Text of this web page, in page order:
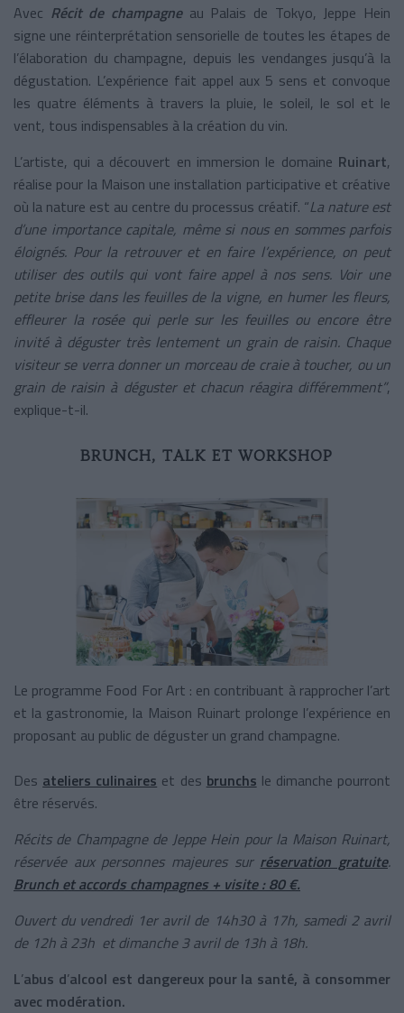
Avec Récit de champagneau Palais de Tokyo, Jeppe Hein
signe une réinterprétation sensorielle de toutes les étapes de
l’élaboration du champagne, depuis les vendanges jusqu’à la
dégustation. L’expérience fait appel aux 5 sens et convoque
les quatre éléments à travers la pluie, le soleil, le sol et le
vent, tous indispensables à la création du vin.
L’artiste, qui a découvert en immersion le domaine Ruinart,
réalise pour la Maison une installation participative et créative
où la nature est au centre du processus créatif. “La nature est
d’une importance capitale, même si nous en sommes parfois
éloignés. Pour la retrouver et en faire l’expérience, on peut
utiliser des outils qui vont faire appel à nos sens. Voir une
petite brise dans les feuilles de la vigne, en humer les fleurs,
effleurer la rosée qui perle sur les feuilles ou encore être
invité à déguster très lentement un grain de raisin. Chaque
visiteur se verra donner un morceau de craie à toucher, ou un
grain de raisin à déguster et chacun réagira différemment”,
explique-t-il.
BRUNCH, TALK ET WORKSHOP
Le programme Food For Art : en contribuant à rapprocher l’art
et la gastronomie, la Maison Ruinart prolonge l’expérience en
proposant au public de déguster un grand champagne.
Des ateliers culinaires et des brunchs le dimanche pourront
être réservés.
Récits de Champagne de Jeppe Hein pour la Maison Ruinart,
réservée aux personnes majeures sur réservation gratuite.
Brunch et accords champagnes + visite : 80 €.
Ouvert du vendredi 1er avril de 14h30 à 17h, samedi 2 avril
de 12h à 23h et dimanche 3 avril de 13h à 18h.
L’abus d’alcool est dangereux pour la santé, à consommer
avec modération.